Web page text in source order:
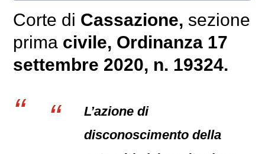
Corte di Cassazione, sezione
prima civile, Ordinanza 17
settembre 2020, n. 19324.
L’azione di
disconoscimento della